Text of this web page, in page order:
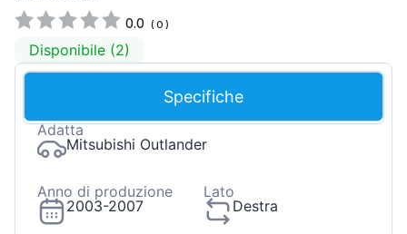
0.0 (0 )
Disponibile (2)
Specifiche
Adatta
Mitsubishi Outlander
Anno di produzione
2003-2007
Lato
Destra